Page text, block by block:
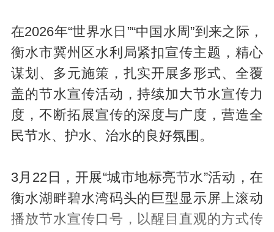
在2026年“世界水日”“中国水周”到来之际，
衡水市冀州区水利局紧扣宣传主题，精心
谋划、多元施策，扎实开展多形式、全覆
盖的节水宣传活动，持续加大节水宣传力
度，不断拓展宣传的深度与广度，营造全
民节水、护水、治水的良好氛围。
3月22日，开展“城市地标亮节水”活动，在
衡水湖畔碧水湾码头的巨型显示屏上滚动
播放节水宣传口号，以醒目直观的方式传